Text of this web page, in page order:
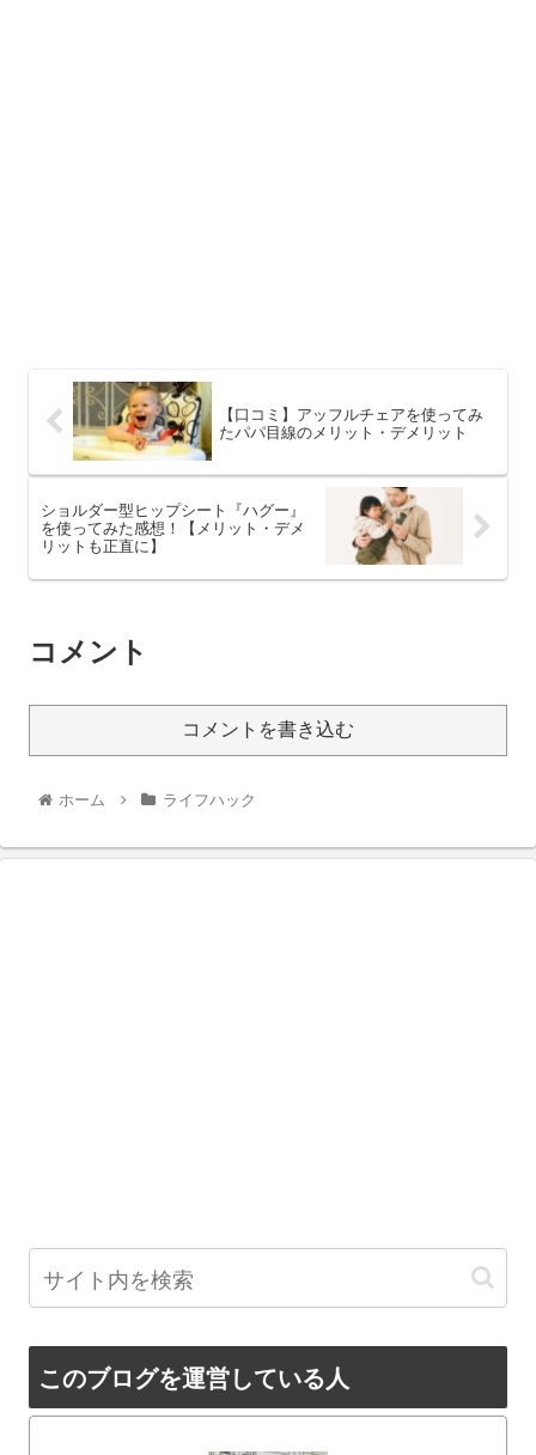
【口コミ】アッフルチェアを使ってみ
たパパ目線のメリット・デメリット
ショルダー型ヒップシート『ハグー』
を使ってみた感想！【メリット・デメ
リットも正直に】
コメント
コメントを書き込む
ホーム ライフハック
このブログを運営している人